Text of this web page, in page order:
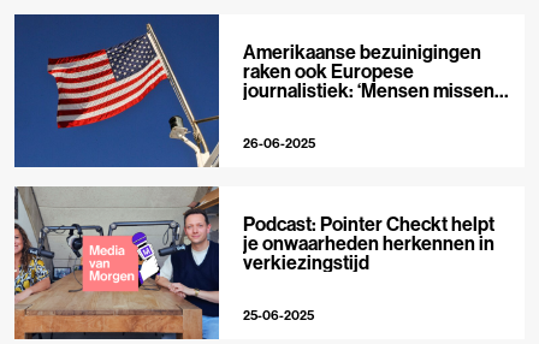
Amerikaanse bezuinigingen
raken ook Europese
journalistiek: ‘Mensen missen
26-06-2025
Podcast: Pointer Checkt helpt
je onwaarheden herkennen in
verkiezingstijd
25-06-2025